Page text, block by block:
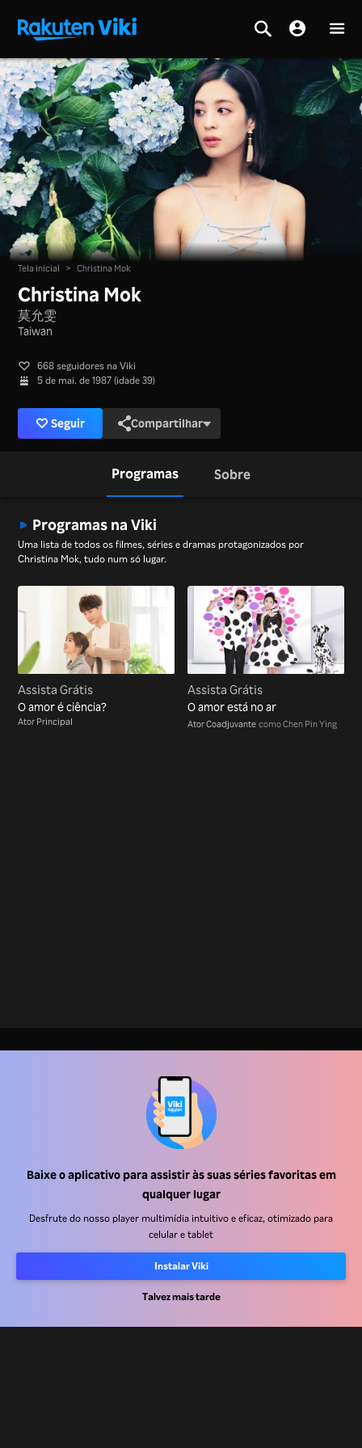
Baixe o aplicativo para assistir às suas séries favoritas em
qualquer lugar
Desfrute do nosso player multimídia intuitivo e eficaz, otimizado para
celular e tablet
Instalar Viki
Talvez mais tarde
Tela inicial > Christina Mok
Christina Mok
莫允雯
Taiwan
668 seguidores na Viki
5 de mai. de 1987 (idade 39)
Seguir Compartilhar
Programas Sobre
Programas na Viki
Uma lista de todos os filmes, séries e dramas protagonizados por
Christina Mok, tudo num só lugar.
Assista Grátis
O amor é ciência?
Ator Principal
Assista Grátis
O amor está no ar
Ator Coadjuvante como Chen Pin Ying
Central de ajuda
Emissoras